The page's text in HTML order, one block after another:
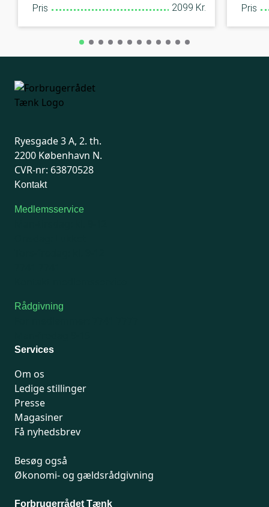
Pris 2099 Kr. Pris
Ryesgade 3 A, 2. th.
2200 København N.
CVR-nr: 63870528
Kontakt
Medlemsservice
Rådgivning
Services
Om os
Ledige stillinger
Presse
Magasiner
Få nyhedsbrev
Besøg også
Økonomi- og gældsrådgivning
Forbrugerrådet Tænk